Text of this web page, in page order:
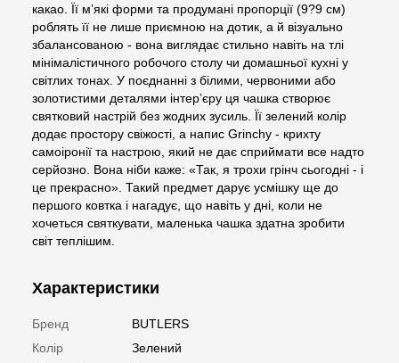
какао. Її м’які форми та продумані пропорції (9?9 см)
роблять її не лише приємною на дотик, а й візуально
збалансованою - вона виглядає стильно навіть на тлі
мінімалістичного робочого столу чи домашньої кухні у
світлих тонах. У поєднанні з білими, червоними або
золотистими деталями інтер’єру ця чашка створює
святковий настрій без жодних зусиль. Її зелений колір
додає простору свіжості, а напис Grinchy - крихту
самоіронії та настрою, який не дає сприймати все надто
серйозно. Вона ніби каже: «Так, я трохи грінч сьогодні - і
це прекрасно». Такий предмет дарує усмішку ще до
першого ковтка і нагадує, що навіть у дні, коли не
хочеться святкувати, маленька чашка здатна зробити
світ теплішим.
Характеристики
Бренд
BUTLERS
Колір
Зелений